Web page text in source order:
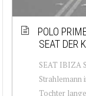
POLO
SEAT DER
SEAT IBIZA
Strahlemann
Tochter